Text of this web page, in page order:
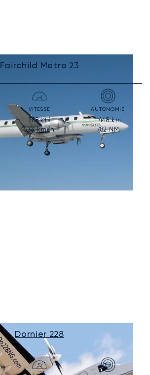
Fairchild Metro 23
VITESSE
288kts
533km/h
AUTONOMIE
1 448km
782NM
Dornier 228